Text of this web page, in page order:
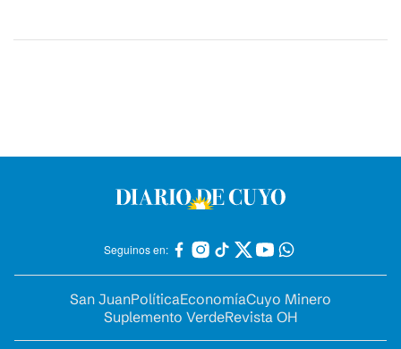
Seguinos en:
San JuanPolíticaEconomíaCuyo Minero
Suplemento VerdeRevista OH